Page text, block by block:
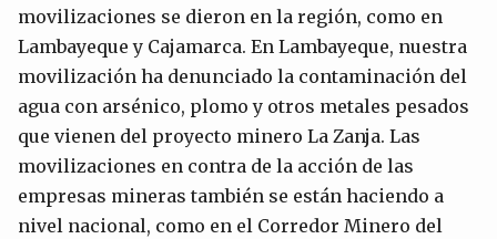
movilizaciones se dieron en la región, como en
Lambayeque y Cajamarca. En Lambayeque, nuestra
movilización ha denunciado la contaminación del
agua con arsénico, plomo y otros metales pesados
que vienen del proyecto minero La Zanja. Las
movilizaciones en contra de la acción de las
empresas mineras también se están haciendo a
nivel nacional, como en el Corredor Minero del